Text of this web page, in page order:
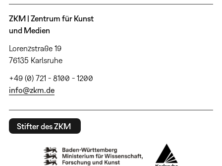
ZKM | Zentrum für Kunst
und Medien
Lorenzstraße 19
76135 Karlsruhe
+49 (0) 721 - 8100 - 1200
info@zkm.de
Stifter des ZKM